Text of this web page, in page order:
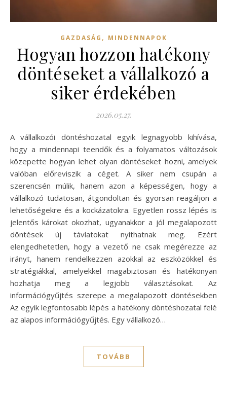
GAZDASÁG , MINDENNAPOK
Hogyan hozzon hatékony
döntéseket a vállalkozó a
siker érdekében
2026.05.27.
A vállalkozói döntéshozatal egyik legnagyobb kihívása,
hogy a mindennapi teendők és a folyamatos változások
közepette hogyan lehet olyan döntéseket hozni, amelyek
valóban előreviszik a céget. A siker nem csupán a
szerencsén múlik, hanem azon a képességen, hogy a
vállalkozó tudatosan, átgondoltan és gyorsan reagáljon a
lehetőségekre és a kockázatokra. Egyetlen rossz lépés is
jelentős károkat okozhat, ugyanakkor a jól megalapozott
döntések új távlatokat nyithatnak meg. Ezért
elengedhetetlen, hogy a vezető ne csak megérezze az
irányt, hanem rendelkezzen azokkal az eszközökkel és
stratégiákkal, amelyekkel magabiztosan és hatékonyan
hozhatja meg a legjobb választásokat. Az
információgyűjtés szerepe a megalapozott döntésekben
Az egyik legfontosabb lépés a hatékony döntéshozatal felé
az alapos információgyűjtés. Egy vállalkozó…
TOVÁBB